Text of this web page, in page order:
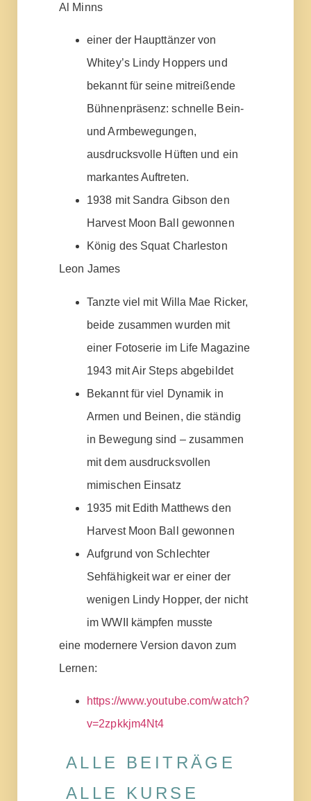
Al Minns
einer der Haupttänzer von
Whitey’s Lindy Hoppers und
bekannt für seine mitreißende
Bühnenpräsenz: schnelle Bein-
und Armbewegungen,
ausdrucksvolle Hüften und ein
markantes Auftreten.
1938 mit Sandra Gibson den
Harvest Moon Ball gewonnen
König des Squat Charleston
Leon James
Tanzte viel mit Willa Mae Ricker,
beide zusammen wurden mit
einer Fotoserie im Life Magazine
1943 mit Air Steps abgebildet
Bekannt für viel Dynamik in
Armen und Beinen, die ständig
in Bewegung sind – zusammen
mit dem ausdrucksvollen
mimischen Einsatz
1935 mit Edith Matthews den
Harvest Moon Ball gewonnen
Aufgrund von Schlechter
Sehfähigkeit war er einer der
wenigen Lindy Hopper, der nicht
im WWII kämpfen musste
eine modernere Version davon zum
Lernen:
https://www.youtube.com/watch?
v=2zpkkjm4Nt4
ALLE BEITRÄGE
ALLE KURSE